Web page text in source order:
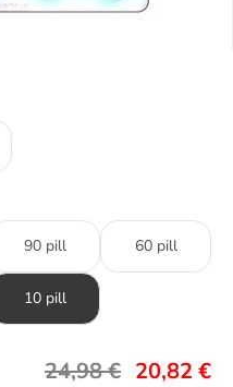
90 pill 60 pill
10 pill
24,98€ 20,82 €